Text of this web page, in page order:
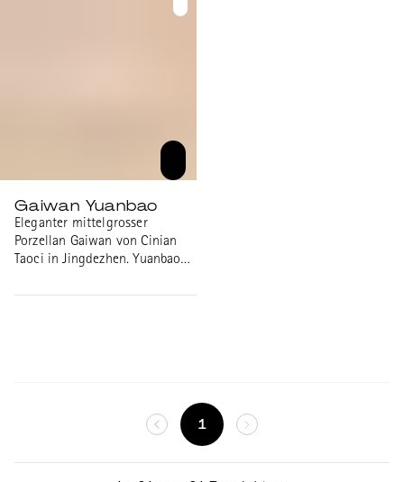
Gaiwan Yuanbao
Eleganter mittelgrosser
Porzellan Gaiwan von Cinian
Taoci in Jingdezhen. Yuanbao
auf traditionelle chinesische
1